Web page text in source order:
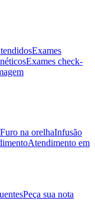
Exames
Exames check-
Furo na orelhaInfusão
Atendimento em
Peça sua nota